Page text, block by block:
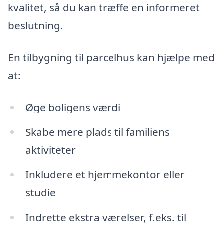
kvalitet, så du kan træffe en informeret
beslutning.
En tilbygning til parcelhus kan hjælpe med
at:
Øge boligens værdi
Skabe mere plads til familiens
aktiviteter
Inkludere et hjemmekontor eller
studie
Indrette ekstra værelser, f.eks. til